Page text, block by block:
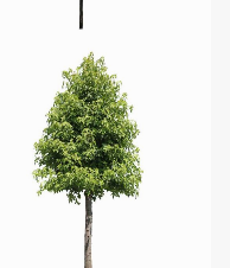
無料ダウンロード